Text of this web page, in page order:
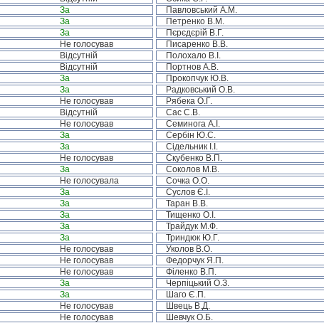
За Павловський А.М.
За Петренко В.М.
За Пєрєдєрій В.Г.
Не голосував Писаренко В.В.
Відсутній Полохало В.І.
Відсутній Портнов А.В.
За Прокопчук Ю.В.
За Радковський О.В.
Не голосував Рябека О.Г.
Відсутній Сас С.В.
Не голосував Семинога А.І.
За Сербін Ю.С.
За Сідельник І.І.
Не голосував Скубенко В.П.
За Соколов М.В.
Не голосувала Сочка О.О.
За Суслов Є.І.
За Таран В.В.
За Тищенко О.І.
За Трайдук М.Ф.
За Триндюк Ю.Г.
Не голосував Уколов В.О.
Не голосував Федорчук Я.П.
Не голосував Філенко В.П.
За Черпіцький О.З.
За Шаго Є.П.
Не голосував Швець В.Д.
Не голосував Шевчук О.Б.